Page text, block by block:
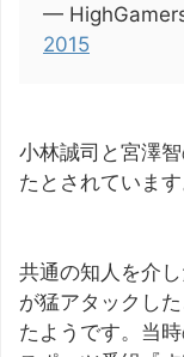
—
2015
小林誠司と宮澤
たとされています
共通の知人を介
が猛アタックし
たようです。当